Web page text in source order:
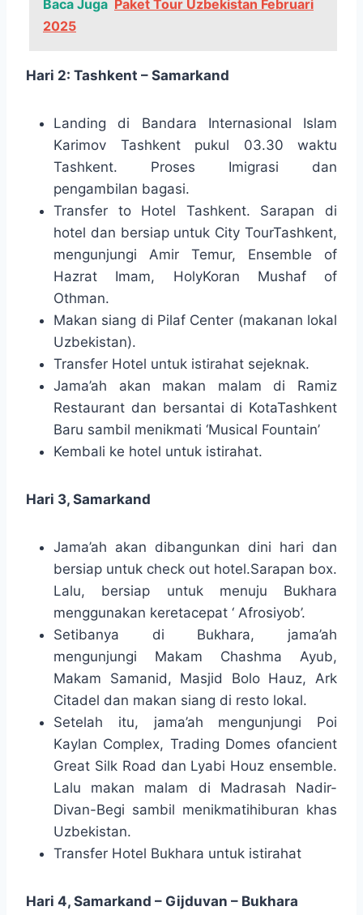
Baca Juga Paket Tour Uzbekistan Februari
2025
Hari 2: Tashkent – Samarkand
Landing di Bandara Internasional Islam
Karimov Tashkent pukul 03.30 waktu
Tashkent. Proses Imigrasi dan
pengambilan bagasi.
Transfer to Hotel Tashkent. Sarapan di
hotel dan bersiap untuk City TourTashkent,
mengunjungi Amir Temur, Ensemble of
Hazrat Imam, HolyKoran Mushaf of
Othman.
Makan siang di Pilaf Center (makanan lokal
Uzbekistan).
Transfer Hotel untuk istirahat sejeknak.
Jama’ah akan makan malam di Ramiz
Restaurant dan bersantai di KotaTashkent
Baru sambil menikmati ‘Musical Fountain’
Kembali ke hotel untuk istirahat.
Hari 3, Samarkand
Jama’ah akan dibangunkan dini hari dan
bersiap untuk check out hotel.Sarapan box.
Lalu, bersiap untuk menuju Bukhara
menggunakan keretacepat ‘ Afrosiyob’.
Setibanya di Bukhara, jama’ah
mengunjungi Makam Chashma Ayub,
Makam Samanid, Masjid Bolo Hauz, Ark
Citadel dan makan siang di resto lokal.
Setelah itu, jama’ah mengunjungi Poi
Kaylan Complex, Trading Domes ofancient
Great Silk Road dan Lyabi Houz ensemble.
Lalu makan malam di Madrasah Nadir-
Divan-Begi sambil menikmatihiburan khas
Uzbekistan.
Transfer Hotel Bukhara untuk istirahat
Hari 4, Samarkand – Gijduvan – Bukhara